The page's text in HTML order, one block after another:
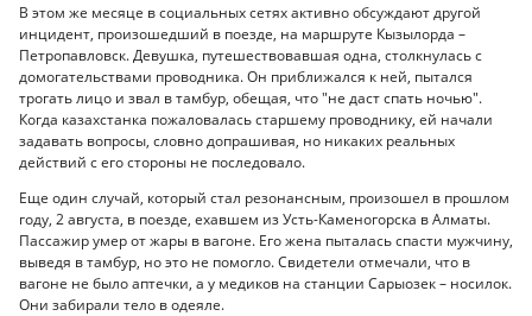
В этом же месяце в социальных сетях активно обсуждают другой
инцидент, произошедший в поезде, на маршруте Кызылорда –
Петропавловск. Девушка, путешествовавшая одна, столкнулась с
домогательствами проводника. Он приближался к ней, пытался
трогать лицо и звал в тамбур, обещая, что "не даст спать ночью".
Когда казахстанка пожаловалась старшему проводнику, ей начали
задавать вопросы, словно допрашивая, но никаких реальных
действий с его стороны не последовало.
Еще один случай, который стал резонансным, произошел в прошлом
году, 2 августа, в поезде, ехавшем из Усть-Каменогорска в Алматы.
Пассажир умер от жары в вагоне. Его жена пыталась спасти мужчину,
выведя в тамбур, но это не помогло. Свидетели отмечали, что в
вагоне не было аптечки, а у медиков на станции Сарыозек – носилок.
Они забирали тело в одеяле.